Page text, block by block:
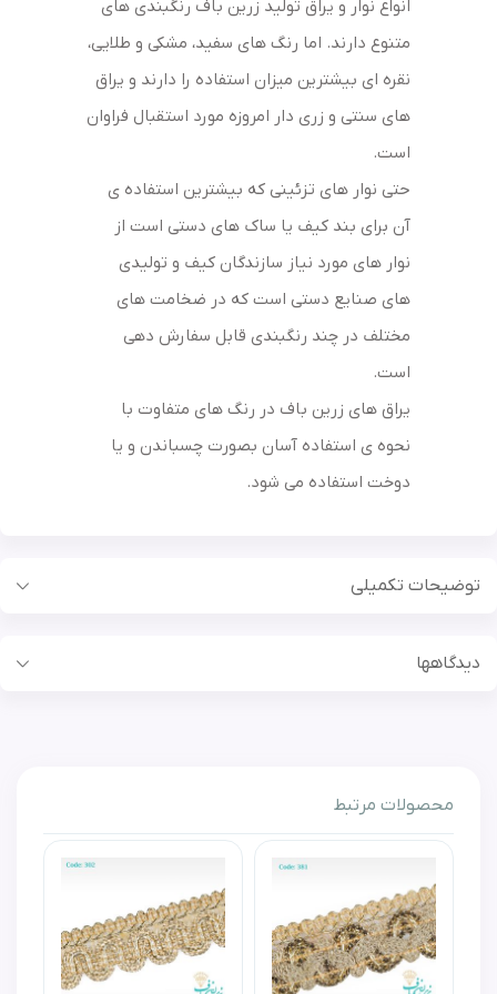
انواع نوار و یراق تولید زرین باف رنگبندی های
متنوع دارند. اما رنگ های سفید، مشکی و طلایی،
نقره ای بیشترین میزان استفاده را دارند و یراق
های سنتی و زری دار امروزه مورد استقبال فراوان
است.
حتی نوار های تزئینی که بیشترین استفاده ی
آن برای بند کیف یا ساک های دستی است از
نوار های مورد نیاز سازندگان کیف و تولیدی
های صنایع دستی است که در ضخامت های
مختلف در چند رنگبندی قابل سفارش دهی
است.
یراق های زرین باف در رنگ های متفاوت با
نحوه ی استفاده آسان بصورت چسباندن و یا
دوخت استفاده می شود.
توضیحات تکمیلی
رنگ
ثابت
بافت
نرم و منعطف
دیدگاهها
اولین نفری باشید که برای این محصول دیدگاهی می‌نویسید!
قوانین دیدگاه
محصولات مرتبط